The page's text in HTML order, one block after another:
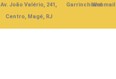
Av. João Valério, 241,
Centro, Magé, RJ
GarrinchinhaWebmail